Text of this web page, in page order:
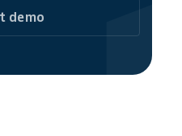
un novērtēt
ir kontrole pār
demo